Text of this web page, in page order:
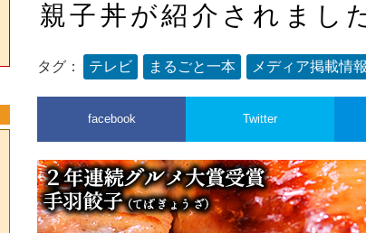
親子丼が紹介されまし
タグ： テレビ まるごと一本 メディア掲載情報
facebook Twitter